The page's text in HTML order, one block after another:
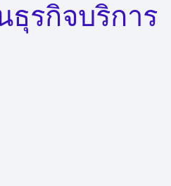
ธุรกิจบริการ